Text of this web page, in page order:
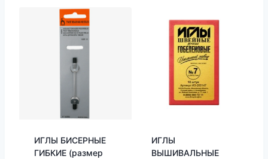
ИГЛЫ БИСЕРНЫЕ
ГИБКИЕ (размер
ИГЛЫ
ВЫШИВАЛЬНЫЕ